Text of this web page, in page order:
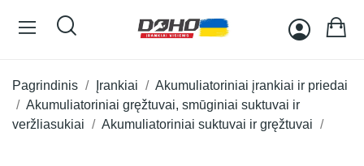
Pagrindinis Įrankiai
Akumuliatoriniai įrankiai ir priedai
Akumuliatoriniai gręžtuvai, smūginiai suktuvai ir
veržliasukiai
Akumuliatoriniai suktuvai ir gręžtuvai